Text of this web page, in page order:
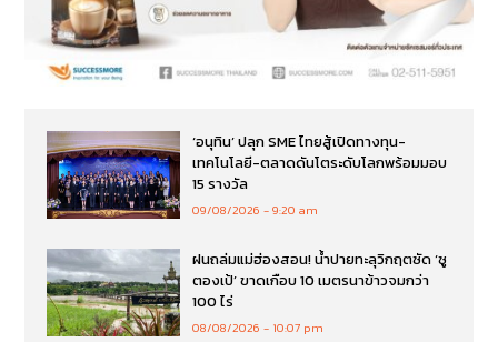
‘อนุทิน’ ปลุก SME ไทยสู้เปิดทางทุน-
เทคโนโลยี-ตลาดดันโตระดับโลกพร้อมมอบ
15 รางวัล
09/08/2026 9:20 am
ฝนถล่มแม่ฮ่องสอน! น้ำปายทะลุวิกฤตซัด ‘ซู
ตองเป้’ ขาดเกือบ 10 เมตรนาข้าวจมกว่า
100 ไร่
08/08/2026 10:07 pm